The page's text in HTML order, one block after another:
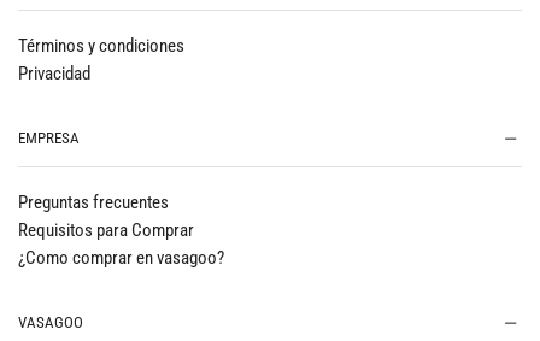
Términos y condiciones
Privacidad
EMPRESA
Preguntas frecuentes
Requisitos para Comprar
¿Como comprar en vasagoo?
VASAGOO